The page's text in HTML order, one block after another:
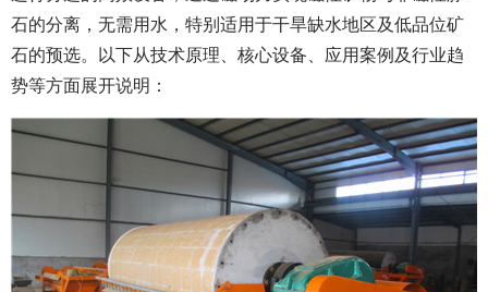
石的分离，无需用水，特别适用于干旱缺水地区及低品位矿
石的预选。以下从技术原理、核心设备、应用案例及行业趋
势等方面展开说明：